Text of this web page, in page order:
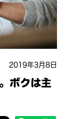
2019年3月8日
ボクは主